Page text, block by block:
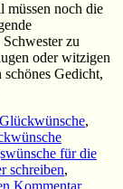
müssen noch die
zu
oder witzigen
schönes Gedicht,
,
für die
schreiben,